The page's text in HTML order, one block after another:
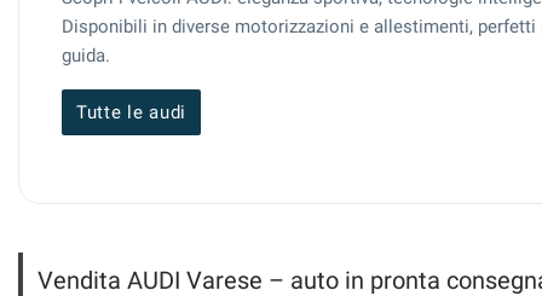
Disponibili in diverse motorizzazioni e allestimenti,
guida.
Tutte le audi
Vendita AUDI Varese – auto in pronta
questi
strumenti
tracciamento